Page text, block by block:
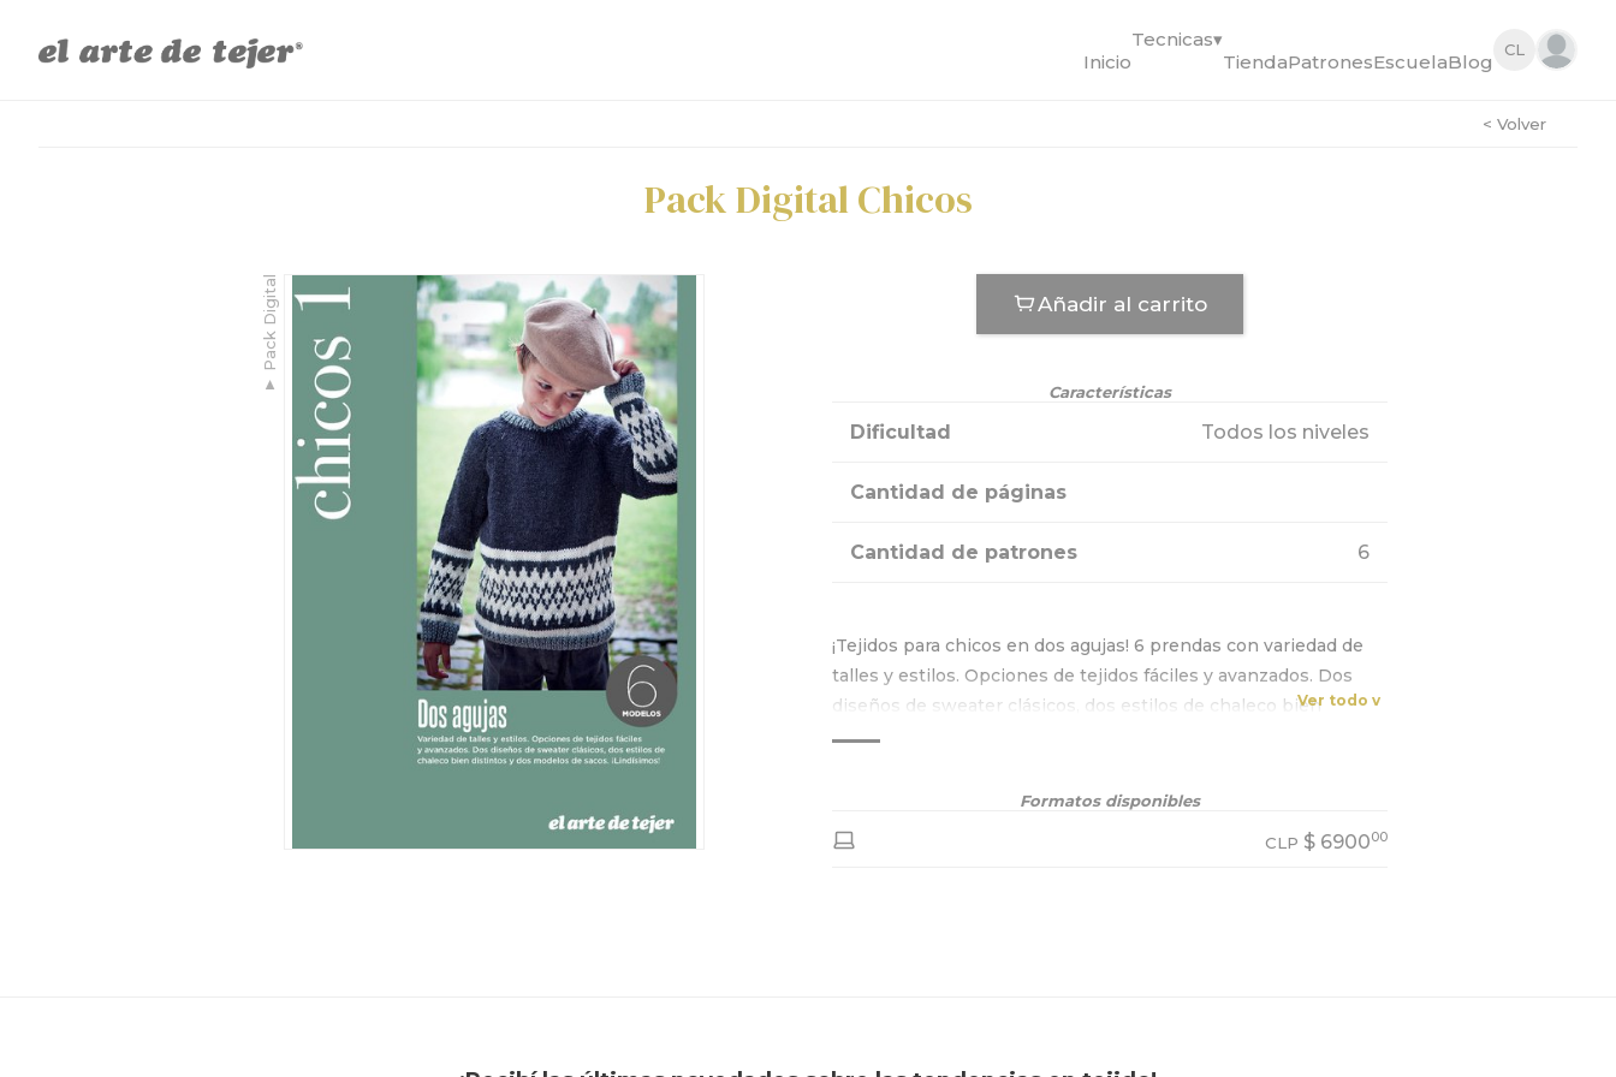
Inicio
Tecnicas▾
TiendaPatronesEscuelaBlog
CL
< Volver
Pack Digital Chicos
▼
Pack Digital Añadir al carrito
Características
Dificultad Todos los niveles
Cantidad de páginas
Cantidad de patrones 6
¡Tejidos para chicos en dos agujas! 6 prendas con variedad de
talles y estilos. Opciones de tejidos fáciles y avanzados. Dos
diseños de sweater clásicos, dos estilos de chaleco bien
distintos y dos modelos de sacos, ¡lindísimos!
Ver todo v
Formatos disponibles
CLP $ 690000